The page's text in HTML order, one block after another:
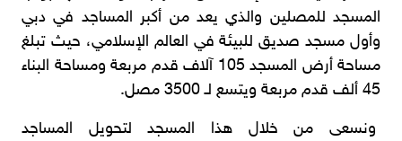
المسجد للمصلين والذي يعد من أكبر المساجد في دبي
وأول مسجد صديق للبيئة في العالم الإسلامي، حيث تبلغ
مساحة أرض المسجد 105 آلاف قدم مربعة ومساحة البناء
45 ألف قدم مربعة ويتسع لـ 3500 مصل.
ونسعى من خلال هذا المسجد لتحويل المساجد